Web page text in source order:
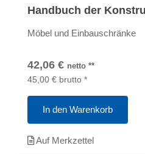
Handbuch der
Möbel und Einbauschränke
42,06 € netto **
45,00 € brutto *
In den Warenkorb
Auf Merkzettel